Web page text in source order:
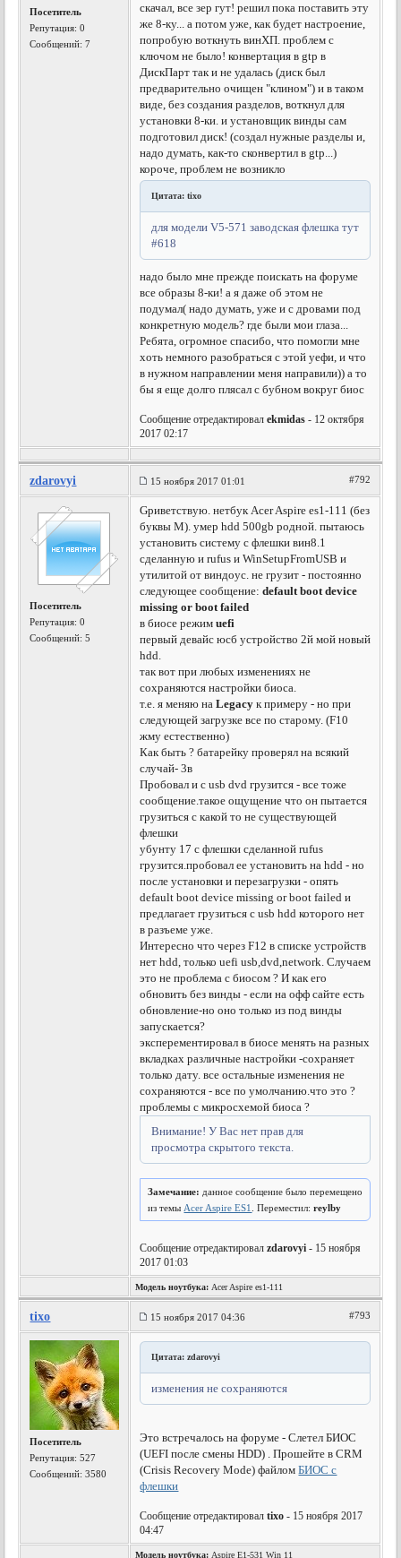
Посетитель
Репутация:0
Сообщений: 7
скачал, все зер гут! решил пока поставить эту
же 8-ку... а потом уже, как будет настроение,
попробую воткнуть винХП. проблем с
ключом не было! конвертация в gtp в
ДискПарт так и не удалась (диск был
предварительно очищен "клином") и в таком
виде, без создания разделов, воткнул для
установки 8-ки. и установщик винды сам
подготовил диск! (создал нужные разделы и,
надо думать, как-то сконвертил в gtp...)
короче, проблем не возникло
Цитата: tixo
для модели V5-571 заводская флешка тут
#618
надо было мне прежде поискать на форуме
все образы 8-ки! а я даже об этом не
подумал( надо думать, уже и с дровами под
конкретную модель? где были мои глаза...
Ребята, огромное спасибо, что помогли мне
хоть немного разобраться с этой уефи, и что
в нужном направлении меня направили)) а то
бы я еще долго плясал с бубном вокруг биос
Сообщение отредактировалekmidas - 12 октября
2017 02:17
zdarovyi 15 ноября 2017 01:01 #792
Посетитель
Репутация:0
Сообщений: 5
Gриветствую. нетбук Acer Aspire es1-111 (без
буквы М). умер hdd 500gb родной. пытаюсь
установить систему с флешки вин8.1
сделанную и rufus и WinSetupFromUSB и
утилитой от виндоус. не грузит - постоянно
следующее сообщение:default boot device
missing or boot failed
в биосе режимuefi
первый девайс юсб устройство 2й мой новый
hdd.
так вот при любых изменениях не
сохраняются настройки биоса.
т.е. я меняю наLegacy к примеру - но при
следующей загрузке все по старому. (F10
жму естественно)
Как быть ? батарейку проверял на всякий
случай- 3в
Пробовал и с usb dvd грузится - все тоже
сообщение.такое ощущение что он пытается
грузиться с какой то не существующей
флешки
убунту 17 с флешки сделанной rufus
грузится.пробовал ее установить на hdd - но
после установки и перезагрузки - опять
default boot device missing or boot failed и
предлагает грузиться с usb hdd которого нет
в разъеме уже.
Интересно что через F12 в списке устройств
нет hdd, только uefi usb,dvd,network. Случаем
это не проблема с биосом ? И как его
обновить без винды - если на офф сайте есть
обновление-но оно только из под винды
запускается?
эксперементировал в биосе менять на разных
вкладках различные настройки -сохраняет
только дату. все остальные изменения не
сохраняются - все по умолчанию.что это ?
проблемы с микросхемой биоса ?
Внимание! У Вас нет прав для
просмотра скрытого текста.
Замечание: данное сообщение было перемещено
из темы Acer Aspire ES1 . Переместил:reylby
Сообщение отредактировалzdarovyi - 15 ноября
2017 01:03
Модель ноутбука: Acer Aspire es1-111
tixo 15 ноября 2017 04:36 #793
Посетитель
Репутация:527
Сообщений: 3580
Цитата: zdarovyi
изменения не сохраняются
Это встречалось на форуме - Слетел БИОС
(UEFI после смены HDD) . Прошейте в CRM
(Crisis Recovery Mode) файломБИОС с
флешки
Сообщение отредактировалtixo - 15 ноября 2017
04:47
Модель ноутбука: Aspire E1-531 Win 11